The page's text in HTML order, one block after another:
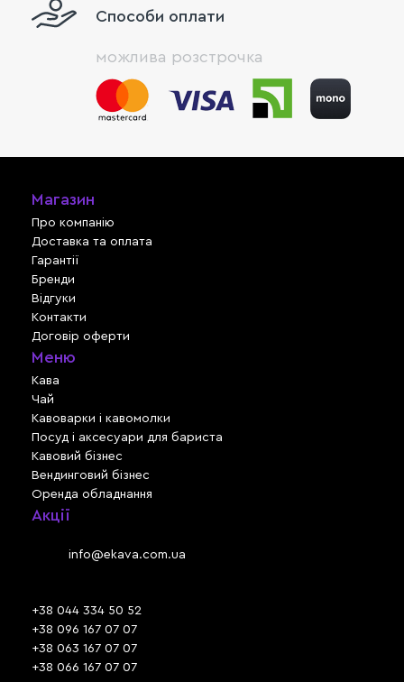
Способи оплати
можлива розстрочка
Магазин
Про компанію
Доставка та оплата
Гарантії
Бренди
Відгуки
Контакти
Договір оферти
Меню
Кава
Чай
Кавоварки і кавомолки
Посуд і аксесуари для бариста
Кавовий бізнес
Вендинговий бізнес
Оренда обладнання
Акції
info@ekava.com.ua
+38 044 334 50 52
+38 096 167 07 07
+38 063 167 07 07
+38 066 167 07 07